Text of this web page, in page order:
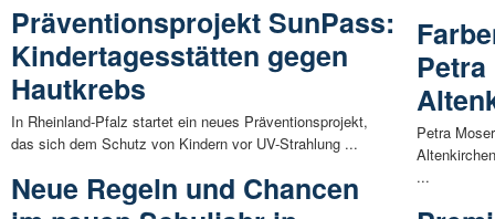
Präventionsprojekt SunPass:
Kindertagesstätten gegen
Hautkrebs
In Rheinland-Pfalz startet ein neues Präventionsprojekt,
das sich dem Schutz von Kindern vor UV-Strahlung ...
Neue Regeln und Chancen
Petra
...